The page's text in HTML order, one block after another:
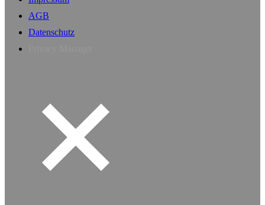
AGB
Datenschutz